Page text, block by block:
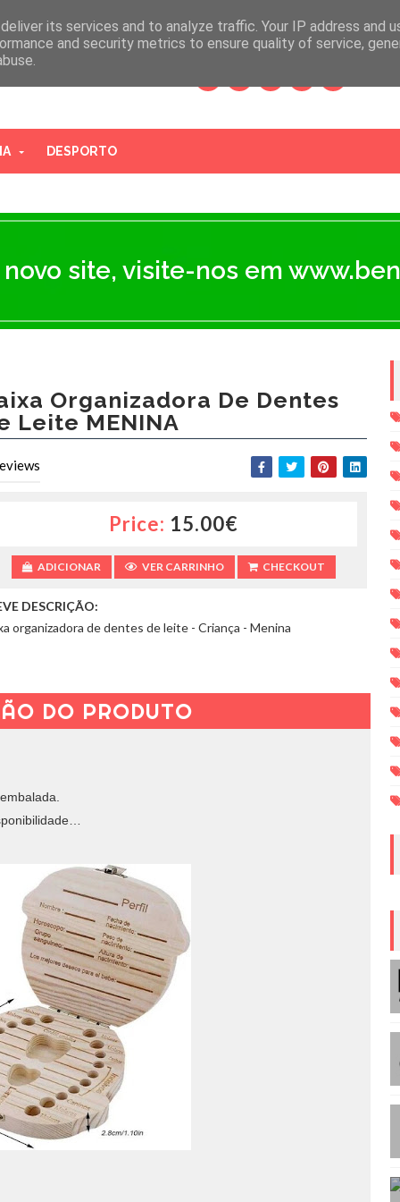
vendas@benigal.pt
DESPORTO
novo site, visite-nos em
Organizadora De Dentes
Leite MENINA
Price: 15.00€
ADICIONAR VER CARRINHO CHECKOUT
DESCRIÇÃO:
organizadora de dentes de leite - Criança - Menina
DO PRODUTO
its services and to analyze traffic. Your IP address and
and security metrics to ensure quality of service,